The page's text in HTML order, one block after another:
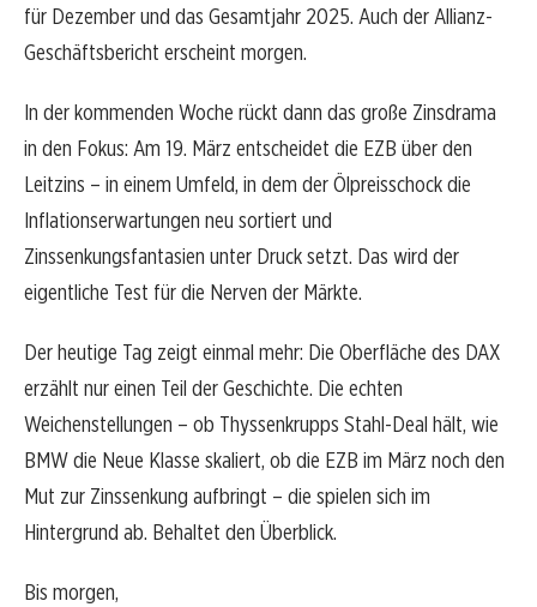
für Dezember und das Gesamtjahr 2025. Auch der Allianz-
Geschäftsbericht erscheint morgen.
In der kommenden Woche rückt dann das große Zinsdrama
in den Fokus: Am 19. März entscheidet die EZB über den
Leitzins – in einem Umfeld, in dem der Ölpreisschock die
Inflationserwartungen neu sortiert und
Zinssenkungsfantasien unter Druck setzt. Das wird der
eigentliche Test für die Nerven der Märkte.
Der heutige Tag zeigt einmal mehr: Die Oberfläche des DAX
erzählt nur einen Teil der Geschichte. Die echten
Weichenstellungen – ob Thyssenkrupps Stahl-Deal hält, wie
BMW die Neue Klasse skaliert, ob die EZB im März noch den
Mut zur Zinssenkung aufbringt – die spielen sich im
Hintergrund ab. Behaltet den Überblick.
Bis morgen,